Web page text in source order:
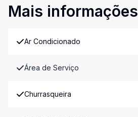
Mais informações
Ar Condicionado
Área de Serviço
Churrasqueira